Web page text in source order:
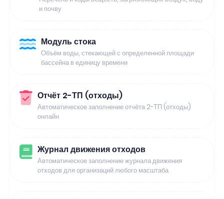
и почву
Модуль стока
Объём воды, стекающей с определенной площади
бассейна в единицу времени
Отчёт 2-ТП (отходы)
Автоматическое заполнение отчёта 2-ТП (отходы)
онлайн
Журнал движения отходов
Автоматическое заполнение журнала движения
отходов для организаций любого масштаба